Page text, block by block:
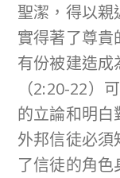
聖潔，得以
實得著了尊
有份被建造成
（2:20-22）
的立論和明
外邦信徒必
了信徒的角